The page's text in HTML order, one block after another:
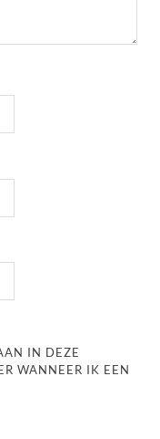
IN DEZE
WANNEER IK EEN